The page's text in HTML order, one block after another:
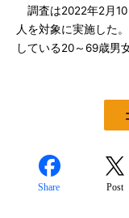
調査は2022年2月10
人を対象に実施した
している20～69歳男女
Share Post